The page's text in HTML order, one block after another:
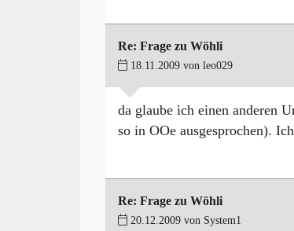
Re: Frage zu Wöhli
18.11.2009 von leo029
da glaube ich einen anderen
so in OOe ausgesprochen).
Re: Frage zu Wöhli
20.12.2009 von System1